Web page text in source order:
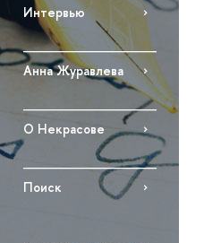
Интервью
Анна Журавлева
О Некрасове
Поиск